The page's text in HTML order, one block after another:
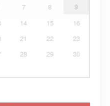
7 8
9
14 15
16
21 22
23
28 29
30